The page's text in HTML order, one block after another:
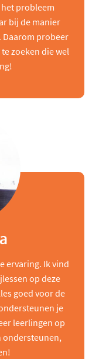
probleem
bij de manier
Daarom probeer
zoeken die wel
ervaring. Ik vind
op deze
goed voor de
je
leerlingen op
ondersteunen,